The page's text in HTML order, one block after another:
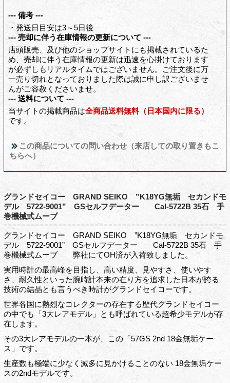
--- 備考 ---
・発送日目安は3～5日後
--- 売却に伴う在庫情報の更新について ---
店頭販売、及び他のショップサイトにも掲載されているた
め、売却に伴う在庫情報の更新は迅速を心掛けております
が必ずしもリアルタイムではございません。ご注文後に万
一売り切れとなっておりました際は誠に申し訳ございませ
んがご容赦くださいませ。
--- 送料について ---
当サイトの掲載商品は全商品送料無料（日本国内に限る）
です。
この商品についての問い合わせ（来店しての取り置きもこ
ちらへ）
グランドセイコー GRAND SEIKO ”K18YG無垢 セカンドモ
デル 5722-9001” GSセルフデーター Cal-5722B 35石 手
巻機械式ムーブ
グランドセイコー GRAND SEIKO ”K18YG無垢 セカンドモ
デル 5722-9001” GSセルフデーター Cal-5722B 35石 手
巻機械式ムーブ 弊社にてOH済が入荷致しました。
実用時計の最高峰を目指し、高い精度、見やすさ、使いやす
さ、耐久性といった腕時計本来の在り方を追求した日本が誇る
技術の結晶とも言うべき時計がグランドセイコーです。
世界各国に熱烈なコレクターの存在する歴代グランドセイコー
の中でも「3大レアモデル」とも呼ばれている超希少モデルが存
在します。
その3大レアモデルの一本が、この「57GS 2nd 18金無垢ケー
ス」です。
生産数も極端に少なく滅多に見かけることのない 18金無垢ケー
スの2ndモデルです。